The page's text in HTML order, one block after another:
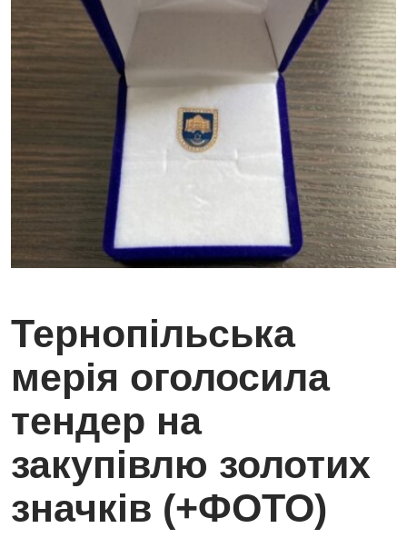
Тернопільська
мерія оголосила
тендер на
закупівлю золотих
значків (+ФОТО)